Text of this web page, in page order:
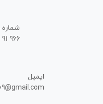
شماره
966
ایمیل